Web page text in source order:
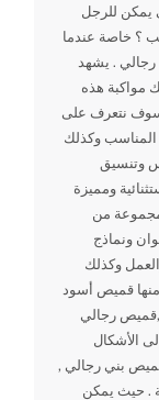
يمكن للرجل
؟ خاصة عندما
رجالي . يشهد
مواكبة هذه
,سوف نتعرف على
المناسب وكذلك
وتنسيق
ومميزة
من
ونماذج
وكذلك
قميص أسود
رجالي
الأشكال
قميص بني رجالي ,
. حيث يمكن